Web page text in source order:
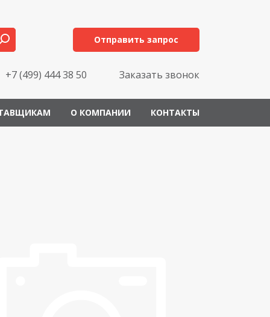
Отправить запрос
+7 (499) 444 38 50 Заказать звонок
О КОМПАНИИ КОНТАКТЫ